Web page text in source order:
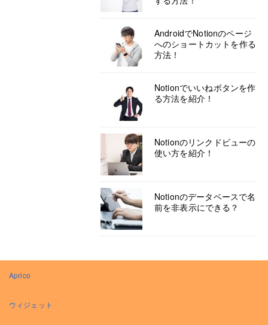
AndroidでNotionのページ
へのショートカットを作る
方法！
Notionでいいねボタンを作
る方法を紹介！
Notionのリンクドビューの
使い方を紹介！
Notionのデータベースで名
前を非表示にできる？
Aprico
ウィジェット